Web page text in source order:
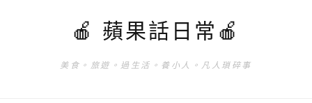
🍎 蘋果話日常🍎
美食。旅遊。過生活。養小人。凡人瑣碎事